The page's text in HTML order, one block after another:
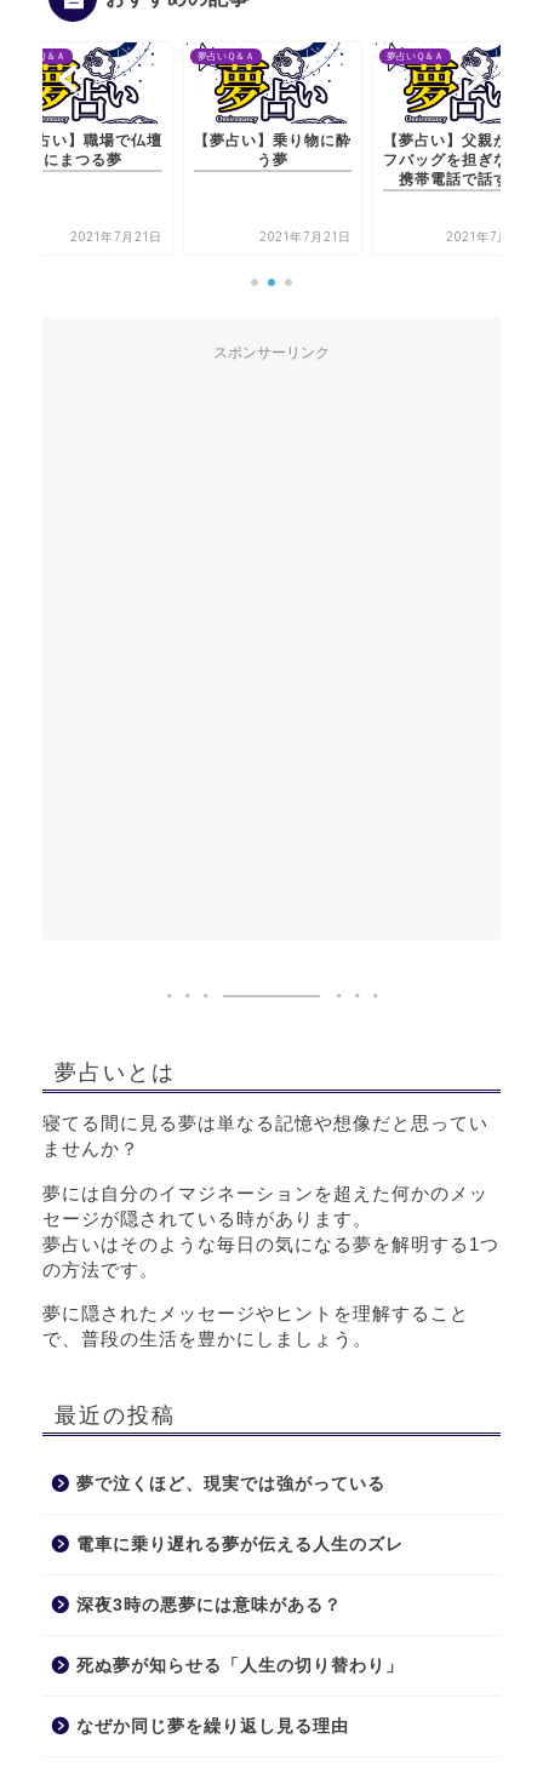
夢占いＱ＆Ａ
【夢占い】職場で仏壇
にまつる夢
2021年7月21日
夢占いＱ＆Ａ
【夢占い】乗り物に酔
う夢
2021年7月21日
夢占いＱ＆Ａ
【夢占い】父親がゴル
フバッグを担ぎながら
携帯電話で話す夢
2021年7月22日
スポンサーリンク
夢占いとは
寝てる間に見る夢は単なる記憶や想像だと思ってい
ませんか？
夢には自分のイマジネーションを超えた何かのメッ
セージが隠されている時があります。
夢占いはそのような毎日の気になる夢を解明する1つ
の方法です。
夢に隠されたメッセージやヒントを理解すること
で、普段の生活を豊かにしましょう。
最近の投稿
夢で泣くほど、現実では強がっている
電車に乗り遅れる夢が伝える人生のズレ
深夜3時の悪夢には意味がある？
死ぬ夢が知らせる「人生の切り替わり」
なぜか同じ夢を繰り返し見る理由